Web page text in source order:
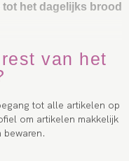
het dagelijks brood
van het
tot alle artikelen op
om artikelen makkelijk